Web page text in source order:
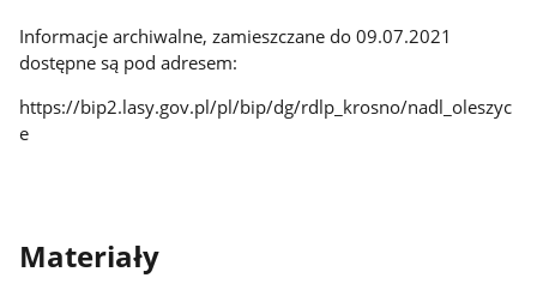
Informacje archiwalne, zamieszczane do 09.07.2021
dostępne są pod adresem:
https://bip2.lasy.gov.pl/pl/bip/dg/rdlp_krosno/nadl_oleszyc
e
Materiały